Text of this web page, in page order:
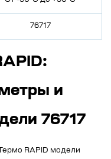
76717
и
76717
RAPID модели